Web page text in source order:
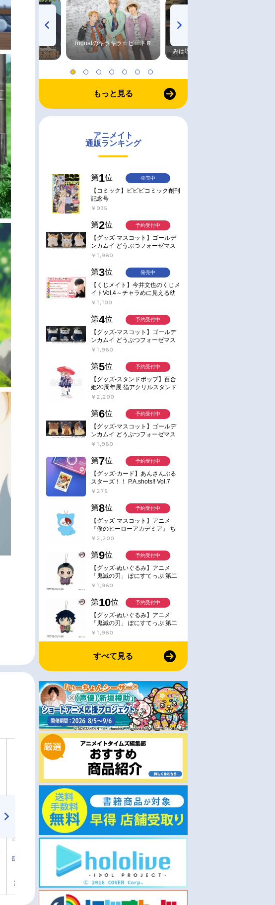
2026/06/24 発売
【Blu-ray】TV 神の庭付き楠木
邸 Blu-ray BOX 上巻
￥19,800
通常
2025/07/17 発売
【小説】神の庭付き楠木邸(10)
￥1,485
Trignalのキラキラ☆ビートＲ
みは塩だけ
もっと見る
アニメイト
通販ランキング
第1位
【コミック】ビビビコミック創刊
記念号
￥935
発売中
第2位
【グッズ-マスコット】ゴールデ
ンカムイ どうぶつフォーゼマス
コット 4.尾形百之助【再販】
￥1,980
予約受付中
第3位
【くじメイト】今井文也のくじメ
イトVol.4～チャラめに見える幼
馴染、実は一途で独占欲が強いん
￥1,100
発売中
第4位
【グッズ-マスコット】ゴールデ
ンカムイ どうぶつフォーゼマス
コット 5.月島軍曹【再販】
￥1,980
予約受付中
第5位
【グッズ-スタンドポップ】百合
姫20周年展 箔アクリルスタンド
E：あおのなち
￥2,200
予約受付中
第6位
【グッズ-マスコット】ゴールデ
ンカムイ どうぶつフォーゼマス
コット 6.鯉登少尉【再販】
￥1,980
予約受付中
第7位
【グッズ-カード】あんさんぶる
スターズ！！ P.A.shots!! Vol.7
Action
￥275
予約受付中
第8位
【グッズ-マスコット】アニメ
『僕のヒーローアカデミア』 ち
みけもますこっと 7.轟凍焦
￥2,200
予約受付中
第9位
【グッズ-ぬいぐるみ】アニメ
「鬼滅の刃」 ぽにすてっぷ 第二
弾 不死川 玄弥
￥1,980
予約受付中
第10位
【グッズ-ぬいぐるみ】アニメ
「鬼滅の刃」 ぽにすてっぷ 第二
弾 冨岡 義勇
￥1,980
予約受付中
すべて見る